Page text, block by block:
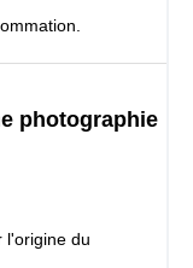
photographie
l'origine du